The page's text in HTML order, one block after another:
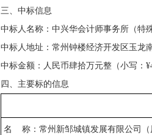
三、中标信息
中标人名称：中兴华会计师事务所（特
中标人地址：常州钟楼经济开发区玉龙
中标金额：人民币肆拾万元整（小写：
四、主要标的信息
名 称：常州新邹城镇发展有限公司（